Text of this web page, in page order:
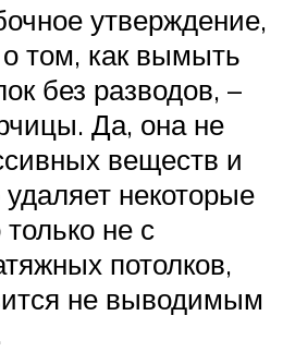
утверждение,
том, как вымыть
без разводов, –
Да, она не
веществ и
некоторые
не с
потолков,
не выводимым